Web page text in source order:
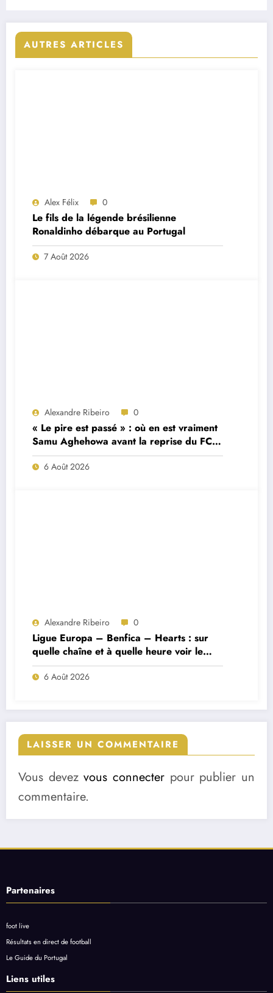
AUTRES ARTICLES
Alex Félix 0
Le fils de la légende brésilienne
Ronaldinho débarque au Portugal
7 Août 2026
Alexandre Ribeiro 0
« Le pire est passé » : où en est vraiment
Samu Aghehowa avant la reprise du FC
Porto ?
6 Août 2026
Alexandre Ribeiro 0
Ligue Europa – Benfica – Hearts : sur
quelle chaîne et à quelle heure voir le
match ?
6 Août 2026
LAISSER UN COMMENTAIRE
Vous devezvous connecter pour publier un
commentaire.
Partenaires
foot live
Résultats en direct de football
Le Guide du Portugal
Liens utiles